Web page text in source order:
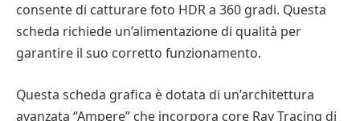
consente di catturare foto HDR a 360 gradi. Questa
scheda richiede un’alimentazione di qualità per
garantire il suo corretto funzionamento.
Questa scheda grafica è dotata di un’architettura
avanzata “Ampere” che incorpora core Ray Tracing di